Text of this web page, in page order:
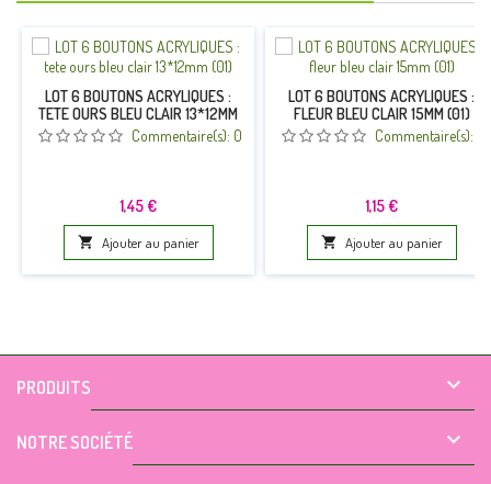
LOT 6 BOUTONS ACRYLIQUES :
TETE OURS BLEU CLAIR 13*12MM
(01)
Commentaire(s): 0
Prix
1,45 €
 Ajouter au panier
LOT 6 BOUTONS ACRYLIQUES :
FLEUR BLEU CLAIR 15MM (01)
Commentaire(s):
Prix
1,15 €
 Ajouter au panier
PRODUITS 
NOTRE SOCIÉTÉ 